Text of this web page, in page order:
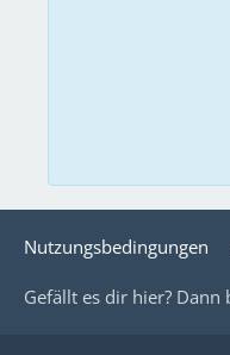
Nutzungsbedingungen
Gefällt es dir hier? Dann